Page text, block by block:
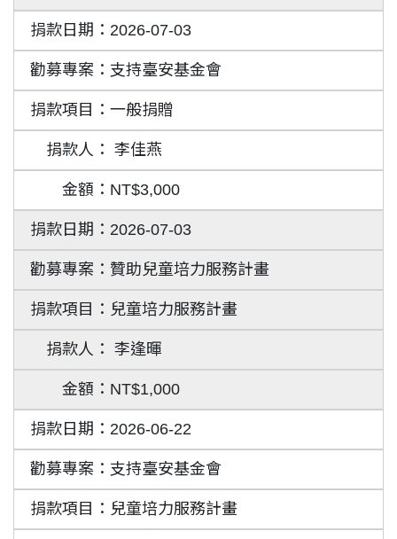
2026-07-03
支持臺安基金會
一般捐贈
李佳燕
NT$3,000
2026-07-03
贊助兒童培力服務計畫
兒童培力服務計畫
李逢暉
NT$1,000
2026-06-22
支持臺安基金會
兒童培力服務計畫